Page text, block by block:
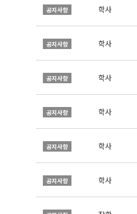
공지사항 학사
공지사항 학사
공지사항 학사
공지사항 학사
공지사항 학사
공지사항 학사